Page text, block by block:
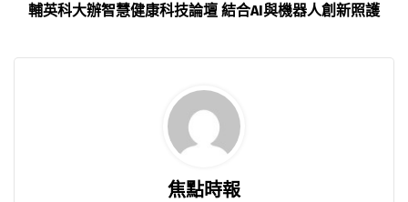
輔英科大辦智慧健康科技論壇 結合AI與機器人創新照護
焦點時報